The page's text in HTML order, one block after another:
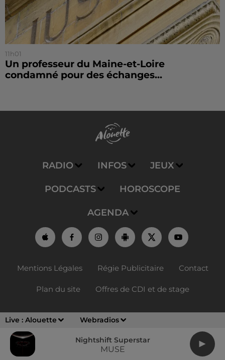
Live : Alouette Webradios
Nightshift Superstar
MUSE
11h01
Un professeur du Maine-et-Loire
condamné pour des échanges...
RADIO INFOS JEUX
PODCASTS HOROSCOPE
AGENDA
Mentions Légales Régie Publicitaire Contact
Plan du site Offres de CDI et de stage